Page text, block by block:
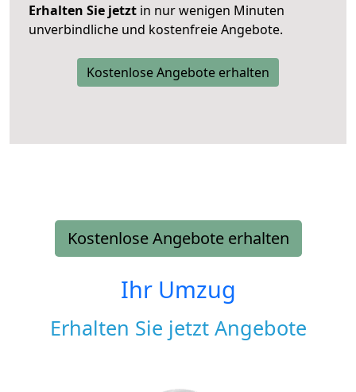
Erhalten Sie jetzt in nur wenigen Minuten
unverbindliche und kostenfreie Angebote.
Kostenlose Angebote erhalten
Kostenlose Angebote erhalten
Ihr Umzug
Erhalten Sie jetzt Angebote